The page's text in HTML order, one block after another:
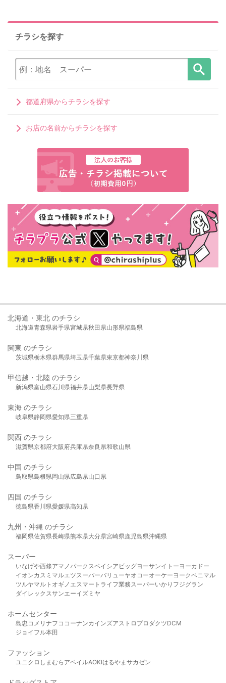
チラシを探す
都道府県からチラシを探す
お店の名前からチラシを探す
北海道・東北 のチラシ
北海道青森県岩手県宮城県秋田県山形県福島県
関東 のチラシ
茨城県栃木県群馬県埼玉県千葉県東京都神奈川県
甲信越・北陸 のチラシ
新潟県富山県石川県福井県山梨県長野県
東海 のチラシ
岐阜県静岡県愛知県三重県
関西 のチラシ
滋賀県京都府大阪府兵庫県奈良県和歌山県
中国 のチラシ
鳥取県島根県岡山県広島県山口県
四国 のチラシ
徳島県香川県愛媛県高知県
九州・沖縄 のチラシ
福岡県佐賀県長崎県熊本県大分県宮崎県鹿児島県沖縄県
スーパー
いなげや西條アマノパークスベイシア ビッグヨーサンイトーヨーカドー
イオンカスミ マルエツスーパーバリューヤオコーオーケー ヨークベニマル
ツルヤマルト オギノ エスマート ライフ業務スーパーいかり フジグラン
ダイレックスサンエーイズミヤ
ホームセンター
島忠 コメリ ナフコ コーナンカインズアストロプロダクツDCM
ジョイフル本田
ファッション
ユニクロ しまむら アベイルAOKIはるやま サカゼン